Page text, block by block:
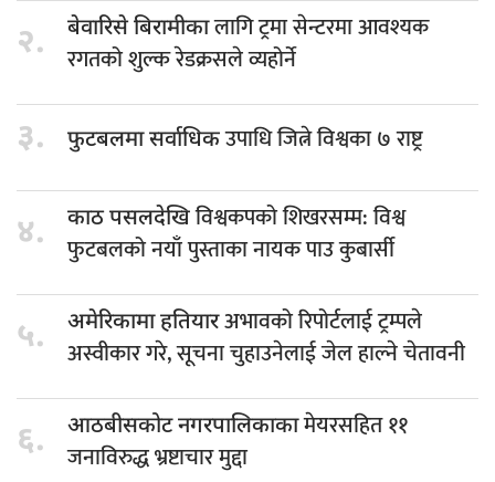
२. बेवारिसे बिरामीकालागि ट्रमा सेन्टरमा आवश्यक
रगतको शुल्क रेडक्रसले व्यहोर्ने
३. फुटबलमा सर्वाधिकउपाधि जित्ने विश्वका ७ राष्ट्र
४. काठ पसलदेखिविश्वकपको शिखरसम्म: विश्व
फुटबलको नयाँ पुस्ताका नायक पाउ कुबार्सी
५. अमेरिकामा हतियारअभावको रिपोर्टलाई ट्रम्पले
अस्वीकार गरे, सूचना चुहाउनेलाई जेल हाल्ने चेतावनी
६. आठबीसकोट नगरपालिकाकामेयरसहित ११
जनाविरुद्ध भ्रष्टाचार मुद्दा